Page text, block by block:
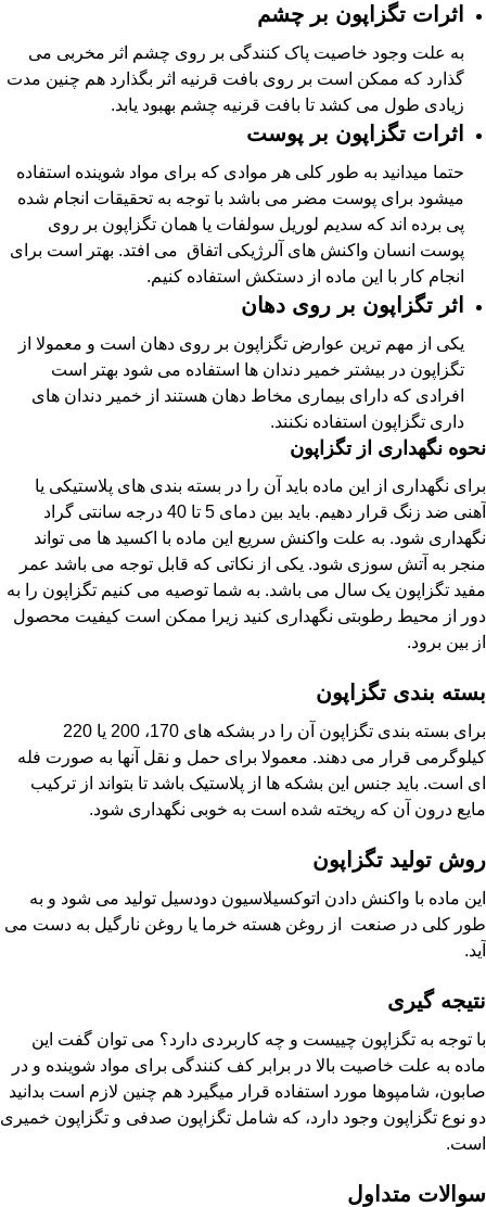
اثرات تگزاپون بر چشم
به علت وجود خاصیت پاک کنندگی بر روی چشم اثر مخربی می
گذارد که ممکن است بر روی بافت قرنیه اثر بگذارد هم چنین مدت
زیادی طول می کشد تا بافت قرنیه چشم بهبود یابد.
اثرات تگزاپون بر پوست
حتما میدانید به طور کلی هر موادی که برای مواد شوینده استفاده
میشود برای پوست مضر می باشد با توجه به تحقیقات انجام شده
پی برده اند که سدیم لوریل سولفات یا همان تگزاپون بر روی
پوست انسان واکنش های آلرژیکی اتفاق می افتد. بهتر است برای
انجام کار با این ماده از دستکش استفاده کنیم.
اثر تگزاپون بر روی دهان
یکی از مهم ترین عوارض تگزاپون بر روی دهان است و معمولا از
تگزاپون در بیشتر خمیر دندان ها استفاده می شود بهتر است
افرادی که دارای بیماری مخاط دهان هستند از خمیر دندان های
داری تگزاپون استفاده نکنند.
نحوه نگهداری از تگزاپون
برای نگهداری از این ماده باید آن را در بسته بندی های پلاستیکی یا
آهنی ضد زنگ قرار دهیم. باید بین دمای 5 تا 40 درجه سانتی گراد
نگهداری شود. به علت واکنش سریع این ماده با اکسید ها می تواند
منجر به آتش سوزی شود. یکی از نکاتی که قابل توجه می باشد عمر
مفید تگزاپون یک سال می باشد. به شما توصیه می کنیم تگزاپون را به
دور از محیط رطوبتی نگهداری کنید زیرا ممکن است کیفیت محصول
از بین برود.
بسته بندی تگزاپون
برای بسته بندی تگزاپون آن را در بشکه های 170، 200 یا 220
کیلوگرمی قرار می دهند. معمولا برای حمل و نقل آنها به صورت فله
ای است. باید جنس این بشکه ها از پلاستیک باشد تا بتواند از ترکیب
مایع درون آن که ریخته شده است به خوبی نگهداری شود.
روش تولید تگزاپون
این ماده با واکنش دادن اتوکسیلاسیون دودسیل تولید می شود و به
طور کلی در صنعت از روغن هسته خرما یا روغن نارگیل به دست می
آید.
نتیجه گیری
با توجه به تگزاپون چییست و چه کاربردی دارد؟ می توان گفت این
ماده به علت خاصیت بالا در برابر کف کنندگی برای مواد شوینده و در
صابون، شامپوها مورد استفاده قرار میگیرد هم چنین لازم است بدانید
دو نوع تگزاپون وجود دارد، که شامل تگزاپون صدفی و تگزاپون خمیری
است.
سوالات متداول